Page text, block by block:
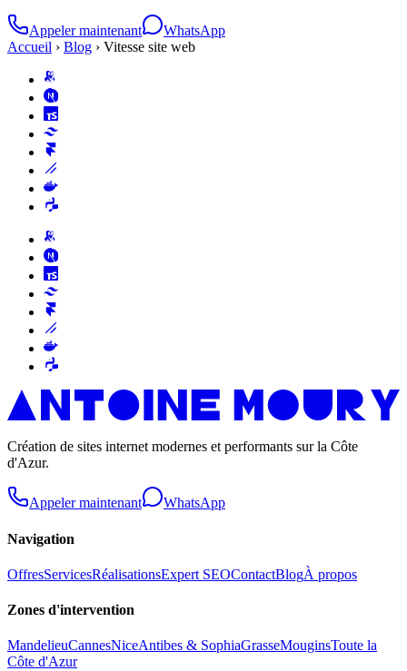
Appeler maintenant
WhatsApp
Accueil › Blog › Vitesse site web
Création de sites internet modernes et performants sur la Côte
d'Azur.
Appeler maintenant WhatsApp
Navigation
OffresServicesRéalisationsExpert SEOContactBlogÀ propos
Zones d'intervention
MandelieuCannesNiceAntibes & SophiaGrasseMouginsToute la
Côte d'Azur